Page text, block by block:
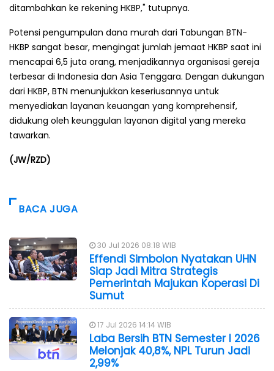
ditambahkan ke rekening HKBP," tutupnya.
Potensi pengumpulan dana murah dari Tabungan BTN-
HKBP sangat besar, mengingat jumlah jemaat HKBP saat ini
mencapai 6,5 juta orang, menjadikannya organisasi gereja
terbesar di Indonesia dan Asia Tenggara. Dengan dukungan
dari HKBP, BTN menunjukkan keseriusannya untuk
menyediakan layanan keuangan yang komprehensif,
didukung oleh keunggulan layanan digital yang mereka
tawarkan.
(JW/RZD)
BACA JUGA
30 Jul 2026 08:18 WIB
Effendi Simbolon Nyatakan UHN
Siap Jadi Mitra Strategis
Pemerintah Majukan Koperasi Di
Sumut
17 Jul 2026 14:14 WIB
Laba Bersih BTN Semester I 2026
Melonjak 40,8%, NPL Turun Jadi
2,99%